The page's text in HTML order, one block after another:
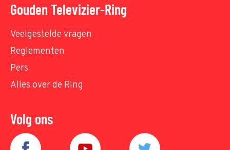
Gouden Televizier-Ring
Veelgestelde vragen
Reglementen
Pers
Alles over de Ring
Volg ons